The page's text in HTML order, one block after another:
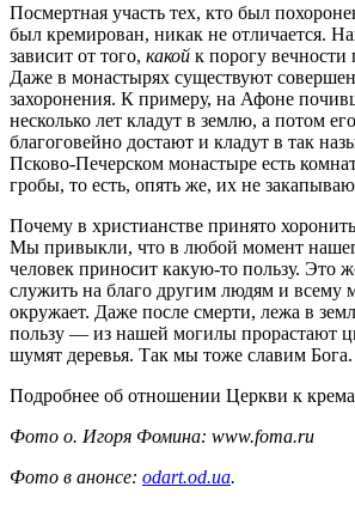
Посмертная участь тех, кто был
был кремирован, никак не отличается.
зависит от того, какой к порогу
Даже в монастырях существуют
захоронения. К примеру, на Афоне
несколько лет кладут в землю, а потом
благоговейно достают и кладут в так
Псково-Печерском монастыре есть
гробы, то есть, опять же, их не
Почему в христианстве принято
Мы привыкли, что в любой момент
человек приносит какую-то пользу. Это
служить на благо другим людям и всему
окружает. Даже после смерти, лежа в
пользу — из нашей могилы прорастают
шумят деревья. Так мы тоже славим Бога.
Подробнее об отношении Церкви к
Фото о. Игоря Фомина: www.foma.ru
Фото в анонсе: odart.od.ua.